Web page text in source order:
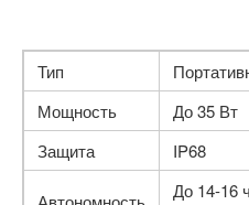
Тип
Мощность
До 35 Вт
Защита
IP68
До 14-16